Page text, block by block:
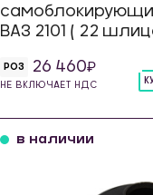
ВАЗ 2101 ( 22
РОЗ 26 460
НЕ ВКЛЮЧАЕТ НДС
в наличии